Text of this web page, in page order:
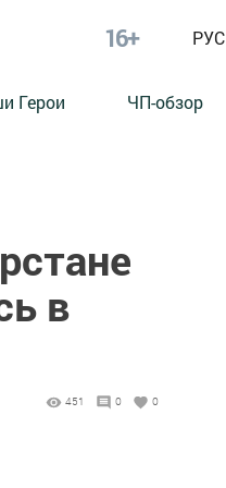
16+ РУС
Герои ЧП-обзор
в
451 0 0